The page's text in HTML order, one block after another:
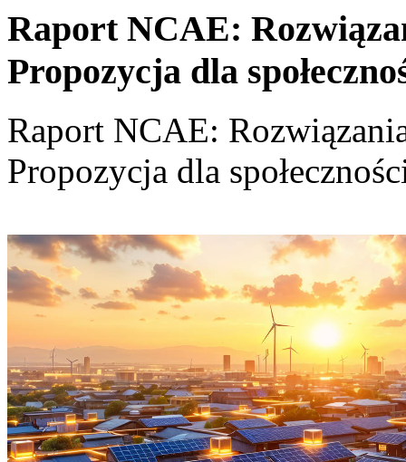
Raport NCAE:
Propozycja dla
Raport NCAE:
Propozycja dla